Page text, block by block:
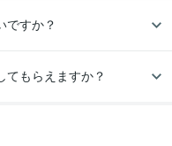
ですか？
てもらえますか？